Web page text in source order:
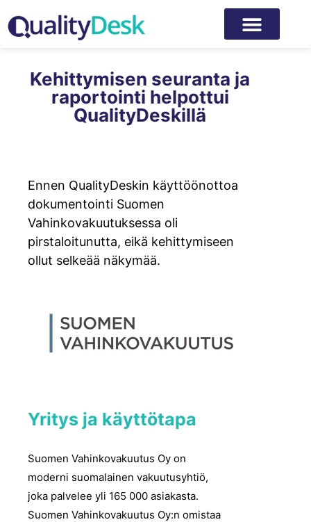
Kehittymisen seuranta ja
raportointi helpottui
QualityDeskillä
Ennen QualityDeskin käyttöönottoa
dokumentointi Suomen
Vahinkovakuutuksessa oli
pirstaloitunutta, eikä kehittymiseen
ollut selkeää näkymää.
Yritys ja käyttötapa
Suomen Vahinkovakuutus Oy on
moderni suomalainen vakuutusyhtiö,
joka palvelee yli 165 000 asiakasta.
Suomen Vahinkovakuutus Oy:n omistaa